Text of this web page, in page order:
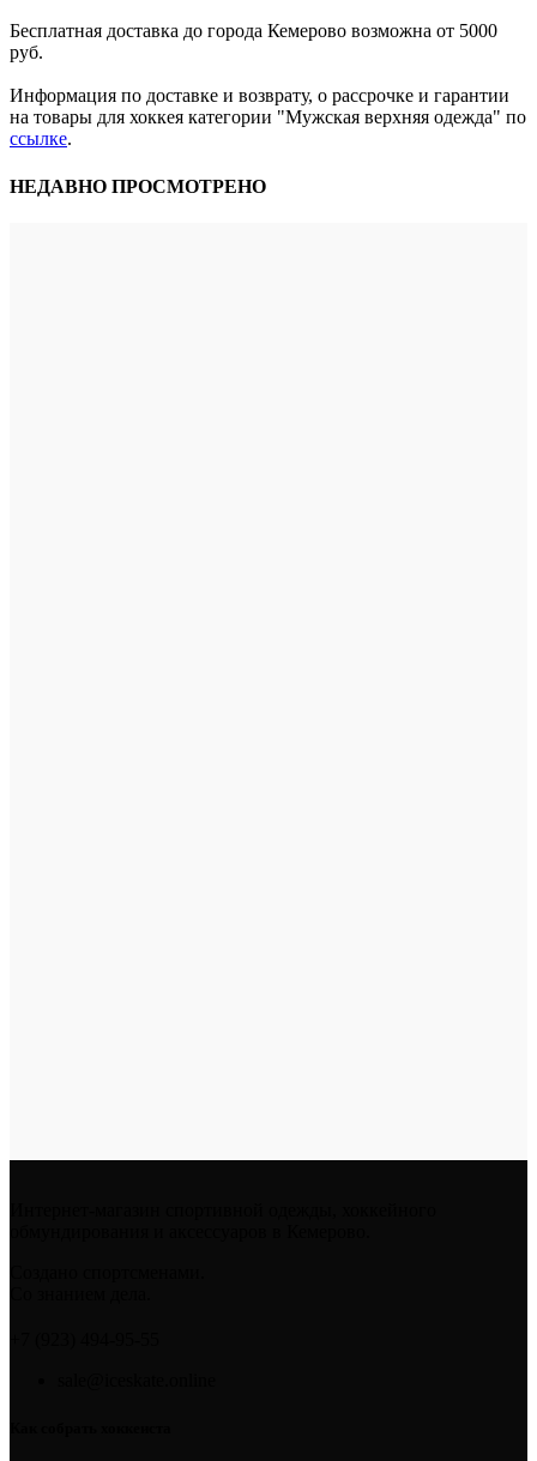
Бесплатная доставка до города Кемерово возможна от 5000
руб.
Информация по доставке и возврату, о рассрочке и гарантии
на товары для хоккея категории "Мужская верхняя одежда" по
ссылке.
НЕДАВНО ПРОСМОТРЕНО